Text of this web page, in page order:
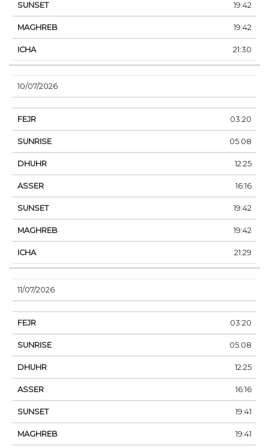
19:42
19:42
21:30
10/07/2026
03:20
05:08
12:25
16:16
19:42
19:42
21:29
11/07/2026
03:20
05:08
12:25
16:16
19:41
19:41